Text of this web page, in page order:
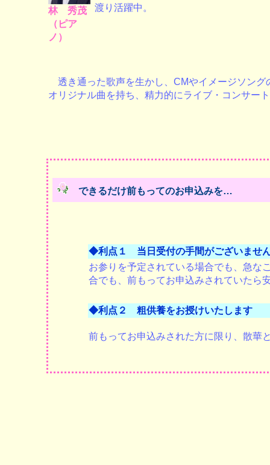
林 秀茂
（ピア
ノ）
渡り活躍中。
透き通った歌声を生かし、CMやイメージソング
オリジナル曲を持ち、精力的にライブ・コンサ
できるだけ前もってのお申込みを…
◆利点１ 当日受付の手間がございませ
お参りを予定されている場合でも、急な
合でも、前もってお申込みされていたら
◆利点２ 粗供養をお授けいたします
前もってお申込みされた方に限り、散華